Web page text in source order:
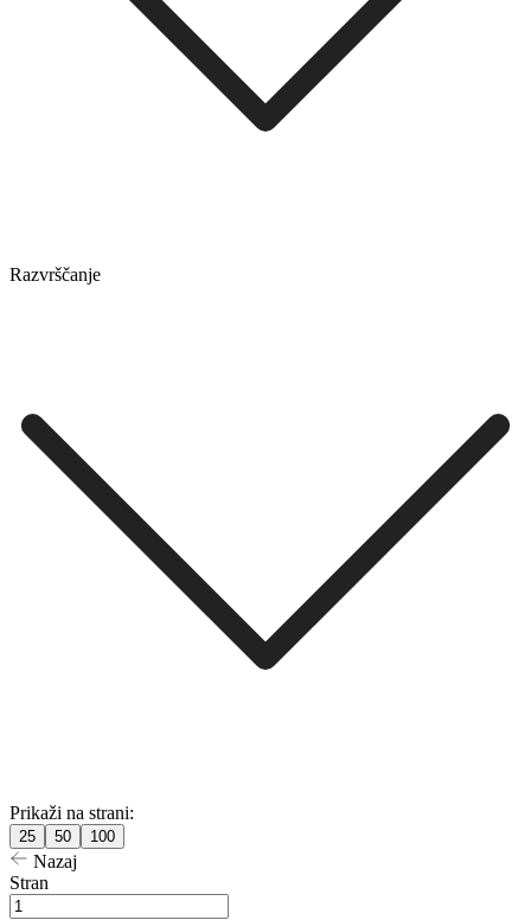
Razvrščanje
Prikaži na strani:
25 50 100
Nazaj
Stran